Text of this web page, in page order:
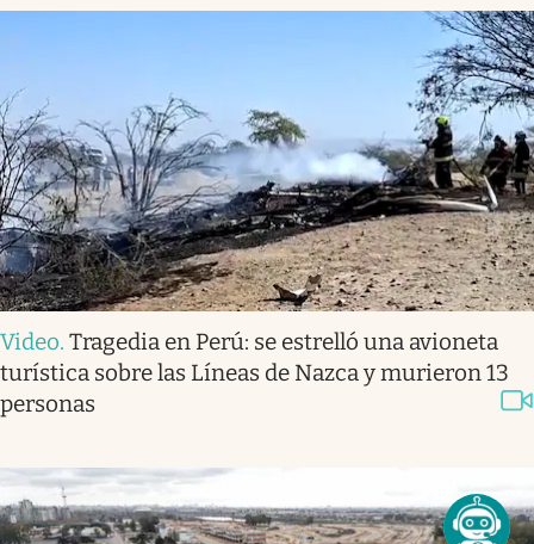
Video. Tragedia en Perú: se estrelló una avioneta
turística sobre las Líneas de Nazca y murieron 13
personas